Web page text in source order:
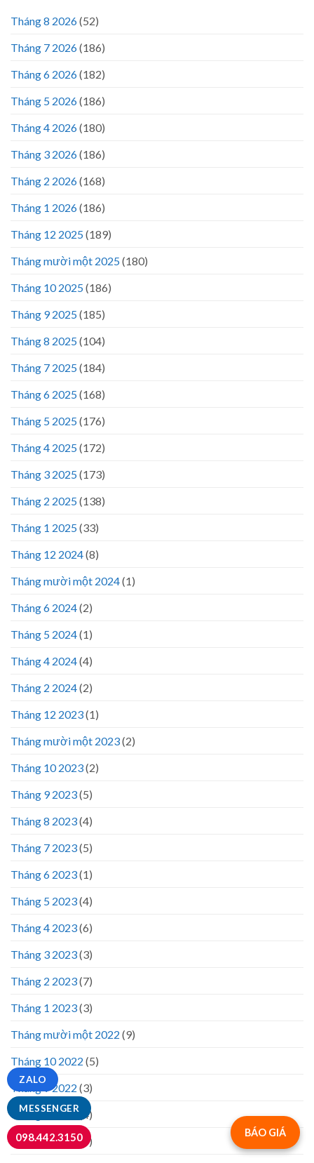
Tháng 8 2026(52)
Tháng 7 2026(186)
Tháng 6 2026(182)
Tháng 5 2026(186)
Tháng 4 2026(180)
Tháng 3 2026(186)
Tháng 2 2026(168)
Tháng 1 2026(186)
Tháng 12 2025(189)
Tháng mười một 2025(180)
Tháng 10 2025(186)
Tháng 9 2025(185)
Tháng 8 2025(104)
Tháng 7 2025(184)
Tháng 6 2025(168)
Tháng 5 2025(176)
Tháng 4 2025(172)
Tháng 3 2025(173)
Tháng 2 2025(138)
Tháng 1 2025(33)
Tháng 12 2024(8)
Tháng mười một 2024(1)
Tháng 6 2024(2)
Tháng 5 2024(1)
Tháng 4 2024(4)
Tháng 2 2024(2)
Tháng 12 2023(1)
Tháng mười một 2023(2)
Tháng 10 2023(2)
Tháng 9 2023(5)
Tháng 8 2023(4)
Tháng 7 2023(5)
Tháng 6 2023(1)
Tháng 5 2023(4)
Tháng 4 2023(6)
Tháng 3 2023(3)
Tháng 2 2023(7)
Tháng 1 2023(3)
Tháng mười một 2022 (9)
Tháng 10 2022 (5)
Tháng 9 2022 (3)
Tháng 8 2022(4)
Tháng 5 2022(8)
BÁO GIÁ
MESSENGER
ZALO
098.442.3150